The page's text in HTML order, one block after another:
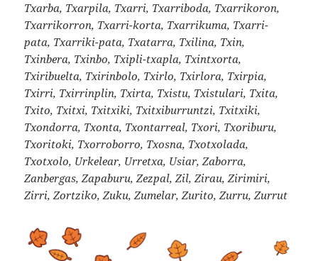
Txarba, Txarpila, Txarri, Txarriboda, Txarrikoron,
Txarrikorron, Txarri-korta, Txarrikuma, Txarri-
pata, Txarriki-pata, Txatarra, Txilina, Txin,
Txinbera, Txinbo, Txipli-txapla, Txintxorta,
Txiribuelta, Txirinbolo, Txirlo, Txirlora, Txirpia,
Txirri, Txirrinplin, Txirta, Txistu, Txistulari, Txita,
Txito, Txitxi, Txitxiki, Txitxiburruntzi, Txitxiki,
Txondorra, Txonta, Txontarreal, Txori, Txoriburu,
Txoritoki, Txorroborro, Txosna, Txotxolada,
Txotxolo, Urkelear, Urretxa, Usiar, Zaborra,
Zanbergas, Zapaburu, Zezpal, Zil, Zirau, Zirimiri,
Zirri, Zortziko, Zuku, Zumelar, Zurito, Zurru, Zurrut